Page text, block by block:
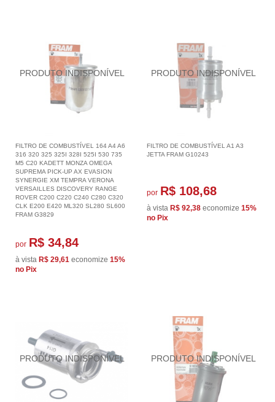
FILTRO DE COMBUSTÍVEL 164 A4 A6
316 320 325 325I 328I 525I 530 735
M5 C20 KADETT MONZA OMEGA
SUPREMA PICK-UP AX EVASION
SYNERGIE XM TEMPRA VERONA
VERSAILLES DISCOVERY RANGE
ROVER C200 C220 C240 C280 C320
CLK E200 E420 ML320 SL280 SL600
FRAM G3829
por R$ 34,84
à vista R$ 29,61 economize 15%
no Pix
FILTRO DE COMBUSTÍVEL A1 A3
JETTA FRAM G10243
por R$ 108,68
à vista R$ 92,38 economize 15%
no Pix